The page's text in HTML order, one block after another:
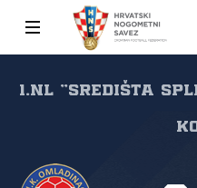
1.NL "SREDIŠTA